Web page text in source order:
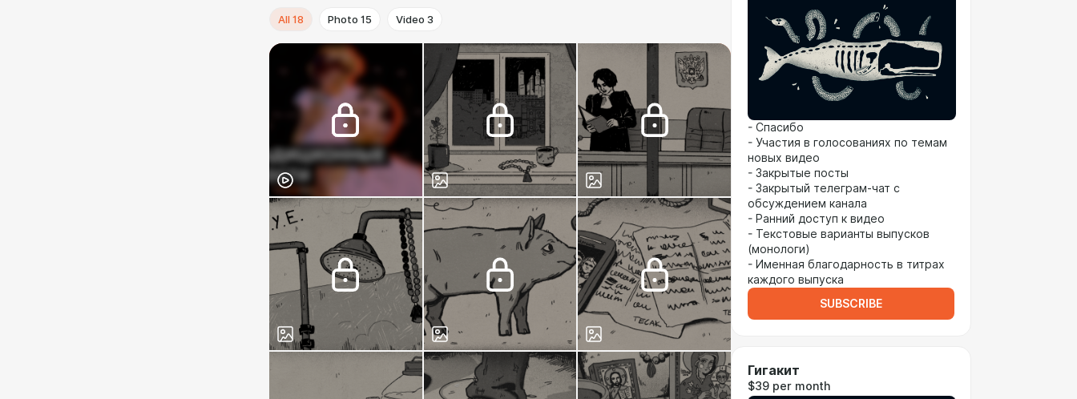
All 18 Photo 15 Video 3
- Спасибо
- Участия в голосованиях по темам
новых видео
- Закрытые посты
- Закрытый телеграм-чат с
обсуждением канала
- Ранний доступ к видео
- Текстовые варианты выпусков
(монологи)
- Именная благодарность в титрах
каждого выпуска
SUBSCRIBE
Гигакит
$39 per month